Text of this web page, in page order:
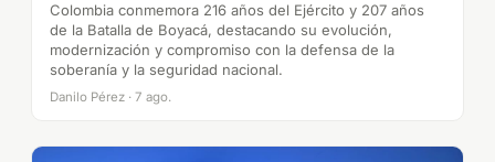
Colombia conmemora 216 años del Ejército y 207 años
de la Batalla de Boyacá, destacando su evolución,
modernización y compromiso con la defensa de la
soberanía y la seguridad nacional.
Danilo Pérez · 7 ago.